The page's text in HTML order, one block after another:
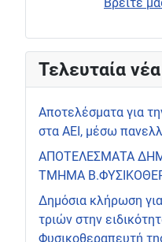
Τελευταία νέα
Αποτελέσματα για
στα ΑΕΙ, μέσω
ΑΠΟΤΕΛΕΣΜΑΤΑ
ΤΜΗΜΑ
Δημόσια κλήρωση
τριών στην
Φυσικοθεραπευτή